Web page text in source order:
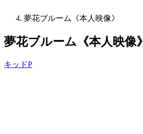
夢花ブルーム《本人映像》
夢花ブルーム《本人映像》
キッドP